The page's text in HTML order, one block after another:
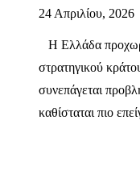
24 Απριλίου, 2026
Η Ελλάδα
στρατηγικού
συνεπάγεται
καθίσταται πιο